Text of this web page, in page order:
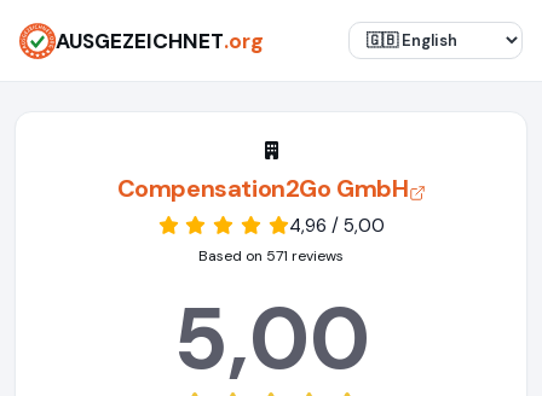
AUSGEZEICHNET.org
Compensation2Go GmbH
4,96 / 5,00
Based on 571 reviews
5,00